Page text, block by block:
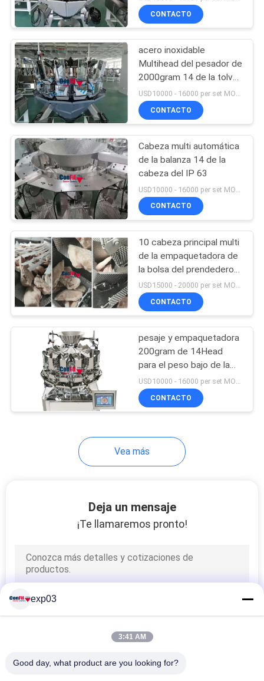
CONTACTO
acero inoxidable
Multihead del pesador de
2000gram 14 de la tolva
doble automática
principal de la aleta
CONTACTO
Cabeza multi automática
de la balanza 14 de la
cabeza del IP 63
CONTACTO
10 cabeza principal multi
de la empaquetadora de
la bolsa del prendedero
congelado del pollo del
kilogramo 14
USD15000 - 20000 per set MOQ:1 sistema
CONTACTO
pesaje y empaquetadora
200gram de 14Head
para el peso bajo de la
blanco
USD10000 - 16000 per set MOQ:1 sistema
CONTACTO
Vea más
Deja un mensaje
¡Te llamaremos pronto!
exp03
3:41 AM
Good day, what product are you looking for?